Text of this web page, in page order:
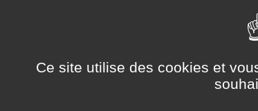
en
Foodex
Ce site utilise des cookies et